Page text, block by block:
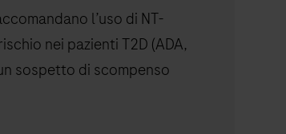
l’uso di NT-
nei pazienti T2D (ADA,
sospetto di scompenso